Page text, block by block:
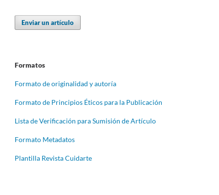
Enviar un artículo
Formatos
Formato de originalidad y autoría
Formato de Principios Éticos para la Publicación
Lista de Verificación para Sumisión de Artículo
Formato Metadatos
Plantilla Revista Cuidarte